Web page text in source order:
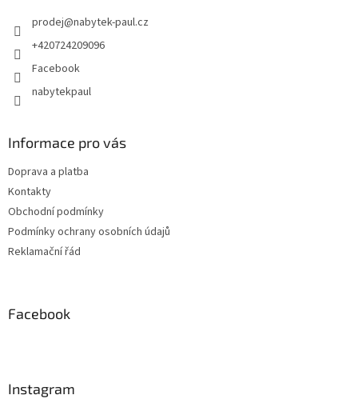
prodej@nabytek-paul.cz
+420724209096
Facebook
nabytekpaul
Informace pro vás
Doprava a platba
Kontakty
Obchodní podmínky
Podmínky ochrany osobních údajů
Reklamační řád
Facebook
Instagram